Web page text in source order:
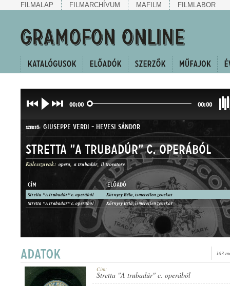
FILMALAP FILMARCHÍVUM MAFILM FILMLABOR
00:00 00:00
SZERZŐ: GIUSEPPE VERDI - HEVESI SÁNDOR
MŰFAJ: ÁRIA
MEGJELENÉS IDEJE: 1913 KÖRÜL
Stretta "A trubadúr" c. operából
Kulcsszavak: opera a trubadúr il trovatore
CÍM ELŐADÓ
Stretta "A trubadúr" c. operából
Környey Béla, ismeretlen zenekar
Stretta "A trubadúr" c. operából
Környey Béla, ismeretlen zenekar
163
Cím:
Stretta "A trubadúr" c. operából